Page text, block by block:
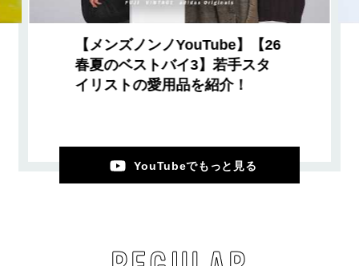
【メンズノンノYouTube】【26
春夏のベストバイ3】若手スタ
イリストの愛用品を紹介！
YouTubeでもっと見る